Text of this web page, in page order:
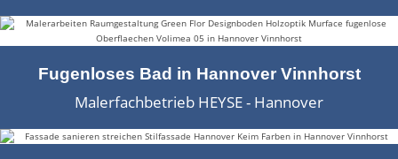
Storytelling
Stellenangebote: Maler-Facharbeiter gesucht
Fugenloses Bad in Hannover Vinnhorst
Malerfachbetrieb HEYSE - Hannover